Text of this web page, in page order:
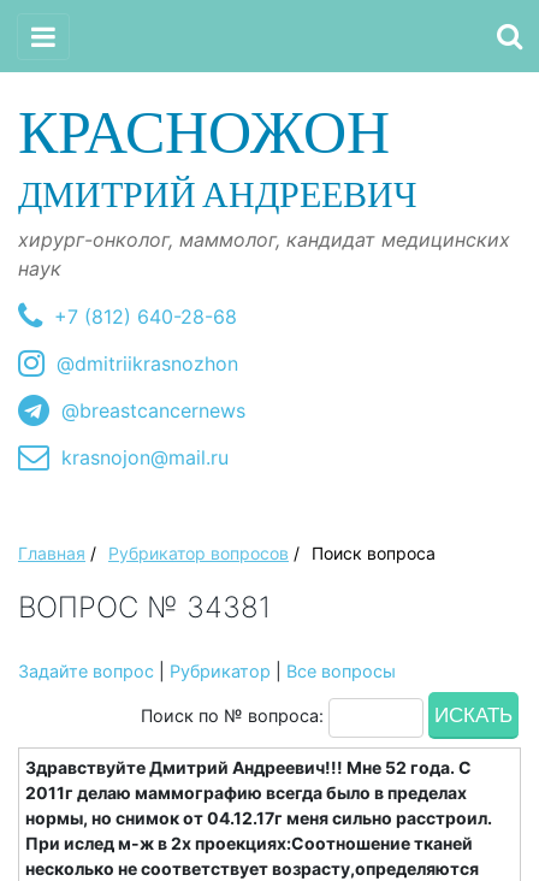
КРАСНОЖОН
ДМИТРИЙ АНДРЕЕВИЧ
хирург-онколог, маммолог, кандидат медицинских
наук
+7 (812) 640-28-68
@dmitriikrasnozhon
@breastcancernews
krasnojon@mail.ru
Главная / Рубрикатор вопросов / Поиск вопроса
ВОПРОС № 34381
Задайте вопрос Рубрикатор Все вопросы
Поиск по № вопроса:
Здравствуйте Дмитрий Андреевич!!! Мне 52 года. С
2011г делаю маммографию всегда было в пределах
нормы, но снимок от 04.12.17г меня сильно расстроил.
При ислед м-ж в 2х проекциях:Соотношение тканей
несколько не соответствует возрасту,определяются